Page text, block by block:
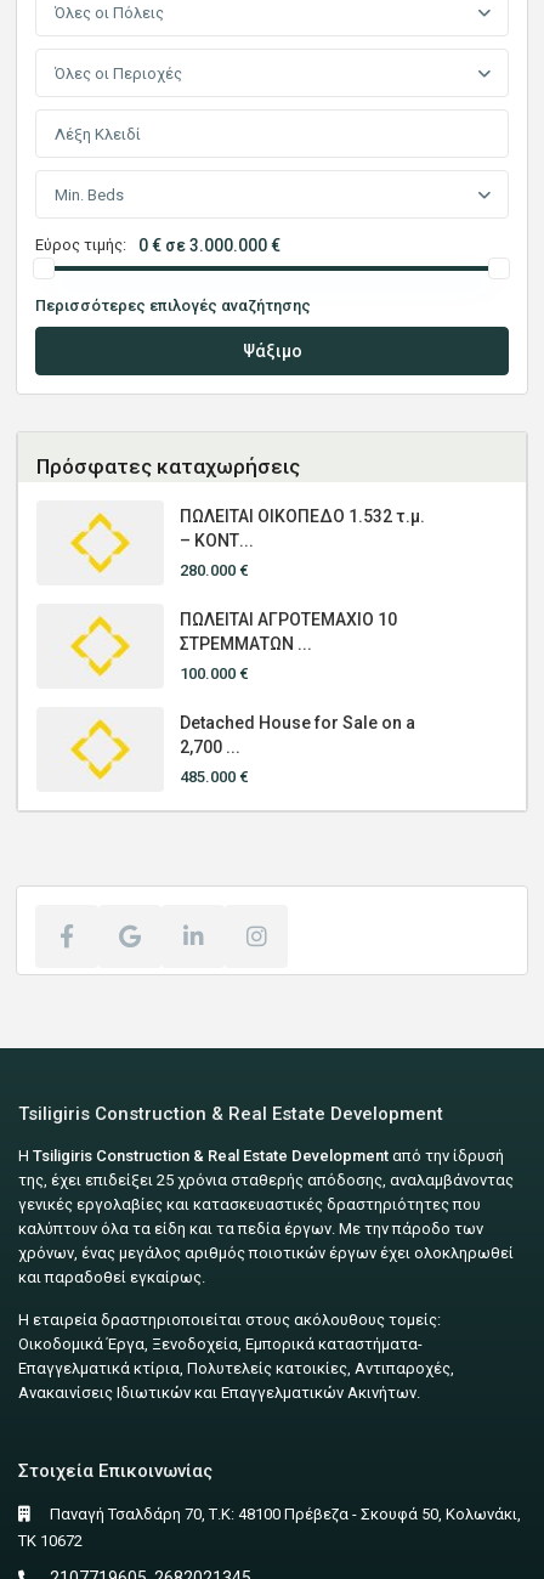
Όλες οι Πόλεις
Όλες οι Περιοχές
Min. Beds
Εύρος τιμής: 0 € σε 3.000.000 €
Περισσότερες επιλογές αναζήτησης
Ψάξιμο
Πρόσφατες καταχωρήσεις
ΠΩΛΕΙΤΑΙ ΟΙΚΟΠΕΔΟ 1.532 τ.μ.
– ΚΟΝΤ...
280.000 €
ΠΩΛΕΙΤΑΙ ΑΓΡΟΤΕΜΑΧΙΟ 10
ΣΤΡΕΜΜΑΤΩΝ ...
100.000 €
Detached House for Sale on a
2,700 ...
485.000 €
Tsiligiris Construction & Real Estate Development
ΗTsiligiris Construction & Real Estate Development από την ίδρυσή
της, έχει επιδείξει 25 χρόνια σταθερής απόδοσης, αναλαμβάνοντας
γενικές εργολαβίες και κατασκευαστικές δραστηριότητες που
καλύπτουν όλα τα είδη και τα πεδία έργων. Με την πάροδο των
χρόνων, ένας μεγάλος αριθμός ποιοτικών έργων έχει ολοκληρωθεί
και παραδοθεί εγκαίρως.
Η εταιρεία δραστηριοποιείται στους ακόλουθους τομείς:
Οικοδομικά Έργα, Ξενοδοχεία, Εμπορικά καταστήματα-
Επαγγελματικά κτίρια, Πολυτελείς κατοικίες, Αντιπαροχές,
Ανακαινίσεις Ιδιωτικών και Επαγγελματικών Ακινήτων.
Στοιχεία Επικοινωνίας
Παναγή Τσαλδάρη 70, Τ.Κ: 48100 Πρέβεζα - Σκουφά 50, Κολωνάκι,
ΤΚ 10672